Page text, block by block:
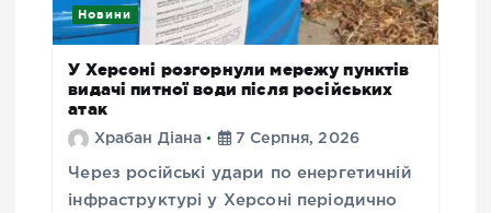
Новини
У Херсоні розгорнули мережу пунктів
видачі питної води після російських
атак
Храбан Діана 7 Серпня, 2026
Через російські удари по енергетичній
інфраструктурі у Херсоні періодично